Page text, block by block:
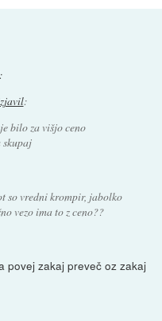
:
:
bilo za višjo ceno
so vredni krompir, jabolko
vezo ima to z ceno??
povej zakaj preveč oz zakaj